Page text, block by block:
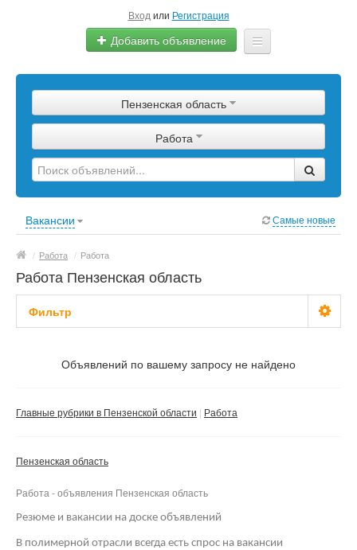
Вход или Регистрация
Добавить объявление
Сырье
Изделия
Оборудование
Пензенская область
Работа
Вакансии Самые новые
/ Работа / Работа
Работа Пензенская область
Фильтр
Не важноОбъявлений по вашему запросу не найдено
Главные рубрики в Пензенской области Работа
Пензенская область
Работа - объявления Пензенская область
Резюме и вакансии на доске объявлений
В полимерной отрасли всегда есть спрос на вакансии